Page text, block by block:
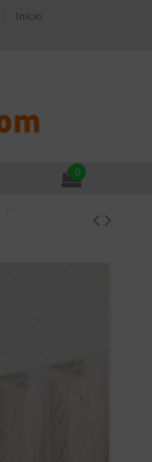
Início
0